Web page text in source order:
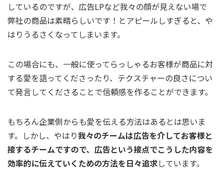
しているのですが、広告LPなど我々の顔が見えない場で
弊社の商品は素晴らしいです！とアピールしすぎると、や
はりうるさくなってしまいます。
この場合にも、一般に使ってらっしゃるお客様が商品に対
する愛を語ってくださったり、テクスチャーの良さについ
て発言してくださることで信頼感を作ることができます。
もちろん企業側からも愛を伝える方法はあるとは思いま
す。しかし、やはり我々のチームは広告を介してお客様と
接するチームですので、広告という接点でこうした内容を
効率的に伝えていくための方法を日々追求しています。